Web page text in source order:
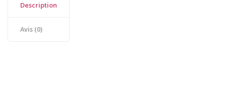
Description
Avis (0)